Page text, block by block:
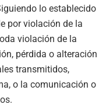
lo establecido
por violación de la
violación de la
pérdida o alteración
transmitidos,
o la comunicación o